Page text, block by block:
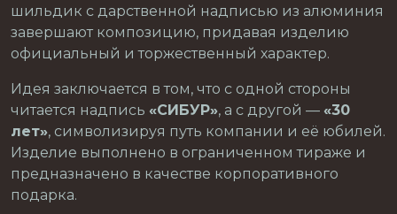
шильдик с дарственной надписью из алюминия
завершают композицию, придавая изделию
официальный и торжественный характер.
Идея заключается в том, что с одной стороны
читается надпись «СИБУР», а с другой — «30
лет», символизируя путь компании и её юбилей.
Изделие выполнено в ограниченном тираже и
предназначено в качестве корпоративного
подарка.